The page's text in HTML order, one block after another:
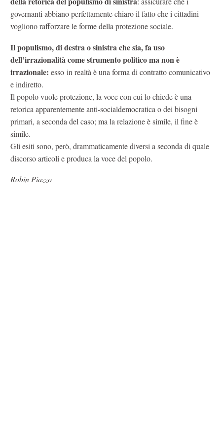
governanti abbiano perfettamente chiaro il fatto che i cittadini
vogliono rafforzare le forme della protezione sociale.
Il populismo, di destra o sinistra che sia, fa uso
dell’irrazionalità come strumento politico ma non è
irrazionale: esso in realtà è una forma di contratto comunicativo
e indiretto.
Il popolo vuole protezione, la voce con cui lo chiede è una
retorica apparentemente anti-socialdemocratica o dei bisogni
primari, a seconda del caso; ma la relazione è simile, il fine è
simile.
Gli esiti sono, però, drammaticamente diversi a seconda di quale
discorso articoli e produca la voce del popolo.
Robin Piazzo